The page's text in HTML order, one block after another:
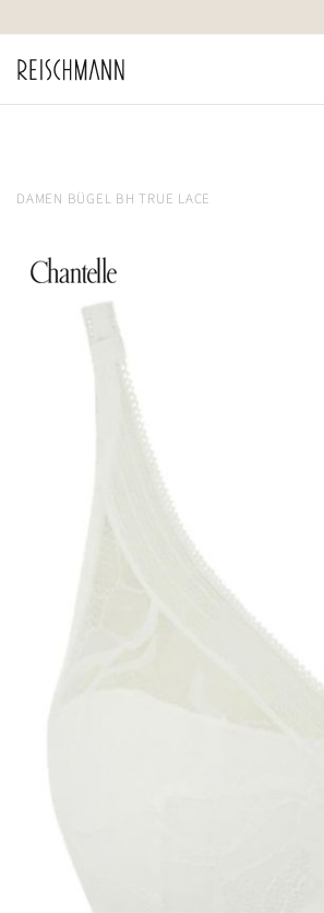
Inhalt
springen
DAMEN BÜGEL BH TRUE LACE
Zum
Ende
Bildgalerie